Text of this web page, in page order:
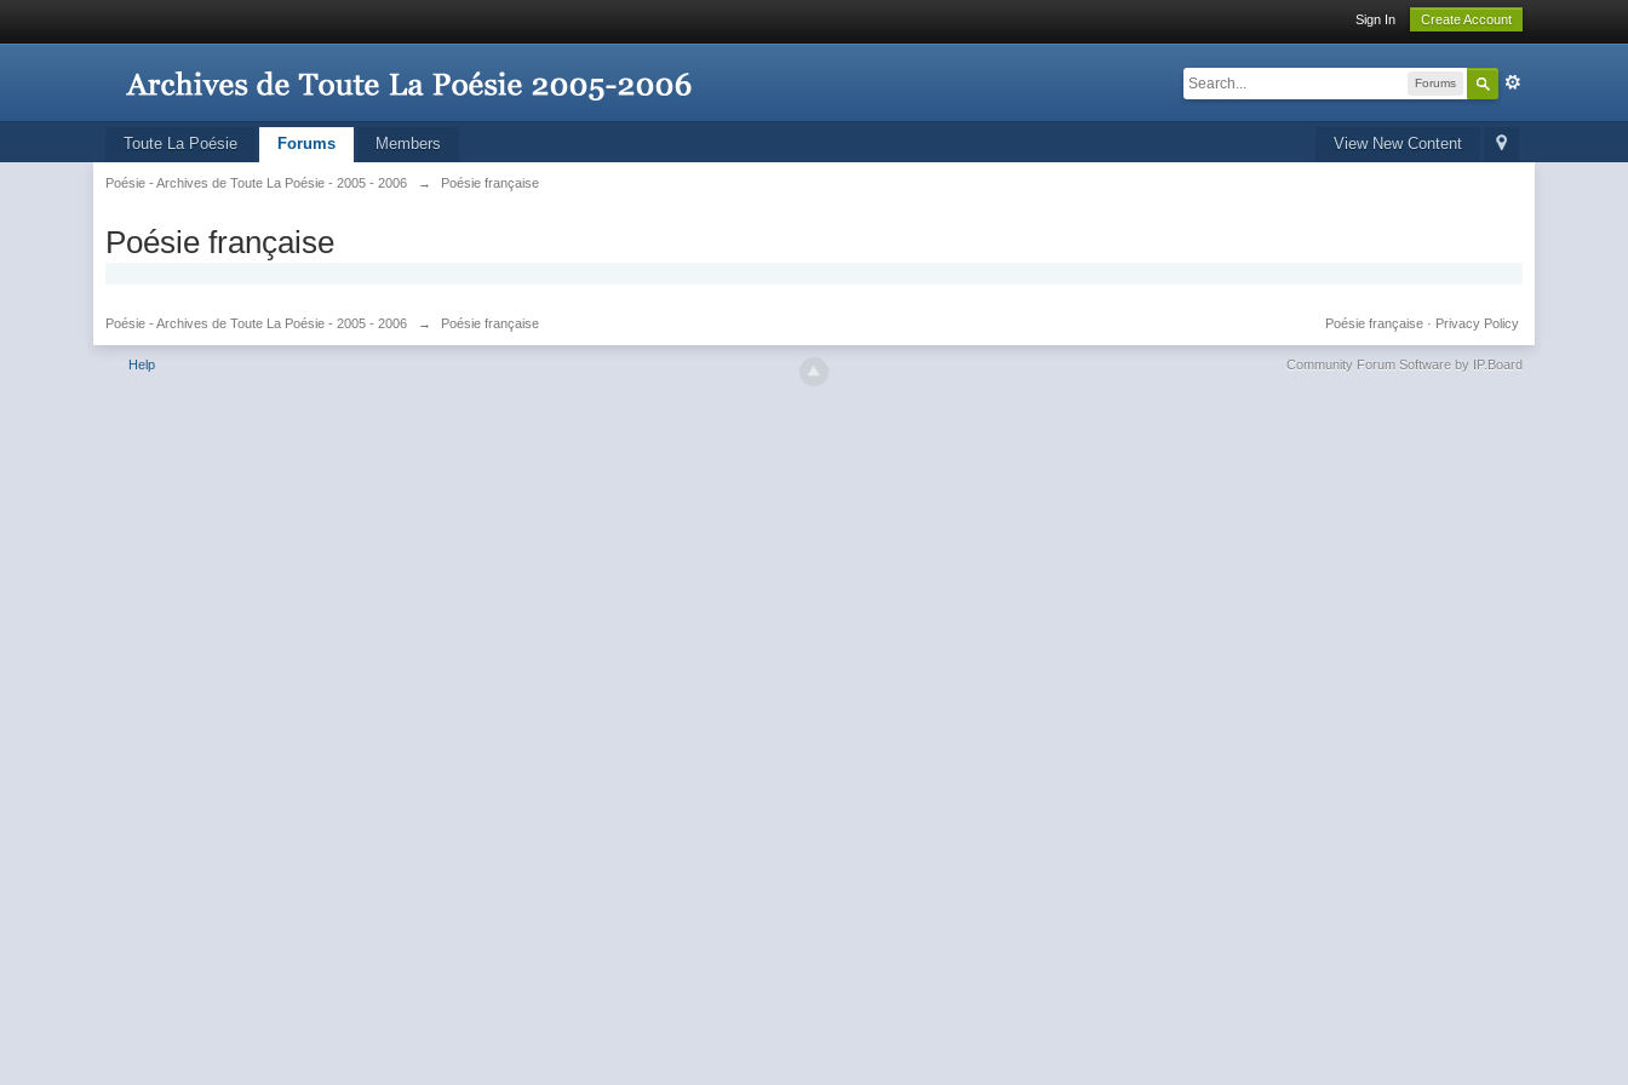
Sign In Create Account
Forums
View New Content
Toute La Poésie Forums Members
Poésie - Archives de Toute La Poésie - 2005 - 2006 → Poésie française
Poésie française
Poésie - Archives de Toute La Poésie - 2005 - 2006 → Poésie française Privacy Policy
Poésie française·
Help Community Forum Software by IP.Board